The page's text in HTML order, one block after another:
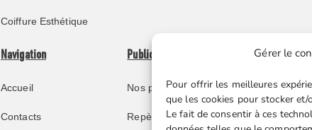
Gérer le
Pour offrir les meilleures
que les cookies pour stocker
Le fait de consentir à ces
Coiffure Esthétique
Navigation
Accueil
Contacts
Publications
Nos publications
Repère juridique
Liens utiles
Boutique en
Espace